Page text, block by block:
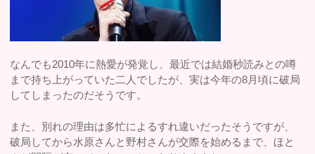
なんでも2010年に熱愛が発覚し、最近では結婚秒読みとの噂
まで持ち上がっていた二人でしたが、実は今年の8月頃に破局
してしまったのだそうです。
また、別れの理由は多忙によるすれ違いだったそうですが、
破局してから水原さんと野村さんが交際を始めるまで、ほと